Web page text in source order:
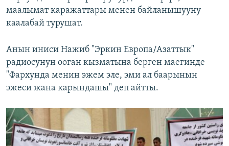
маалымат каражаттары менен байланышууну
каалабай турушат.
Анын иниси Нажиб "Эркин Европа/Азаттык"
радиосунун ооган кызматына берген маегинде
"Фархунда менин эжем эле, эми ал баарынын
эжеси жана карындашы" деп айтты.